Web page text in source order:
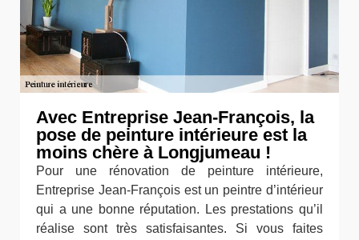
Avec Entreprise Jean-François, la
pose de peinture intérieure est la
moins chère à Longjumeau !
Pour une rénovation de peinture intérieure,
Entreprise Jean-François est un peintre d’intérieur
qui a une bonne réputation. Les prestations qu’il
réalise sont très satisfaisantes. Si vous faites